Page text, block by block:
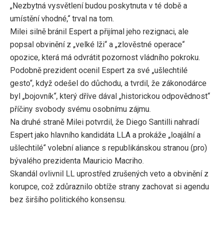
„Nezbytná vysvětlení budou poskytnuta v té době a
umístění vhodné,“ trval na tom.
Milei silně bránil Espert a přijímal jeho rezignaci, ale
popsal obvinění z „velké lži“ a „zlověstné operace“
opozice, která má odvrátit pozornost vládního pokroku.
Podobně prezident ocenil Espert za své „ušlechtilé
gesto“, když odešel do důchodu, a tvrdil, že zákonodárce
byl „bojovník“, který dříve dával „historickou odpovědnost“
příčiny svobody svému osobnímu zájmu.
Na druhé straně Milei potvrdil, že Diego Santilli nahradí
Espert jako hlavního kandidáta LLA a prokáže „loajální a
ušlechtilé“ volební aliance s republikánskou stranou (pro)
bývalého prezidenta Mauricio Macriho.
Skandál ovlivnil LL uprostřed zrušených veto a obvinění z
korupce, což zdůraznilo obtíže strany zachovat si agendu
bez širšího politického konsensu.